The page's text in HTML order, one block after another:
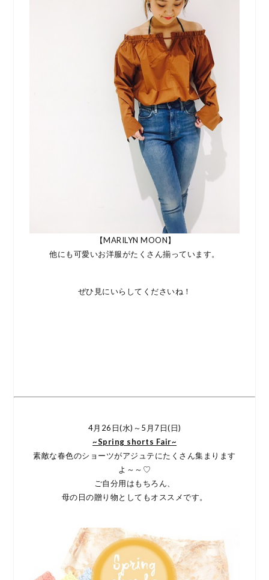
【MARILYN MOON】
他にも可愛いお洋服がたくさん揃っています。
ぜひ見にいらしてくださいね！
4月26日(水)～5月7日(日)
~Spring shorts Fair~
素敵な春色のショーツがアジュテにたくさん集まります
よ～～♡
ご自分用はもちろん、
母の日の贈り物としてもオススメです。